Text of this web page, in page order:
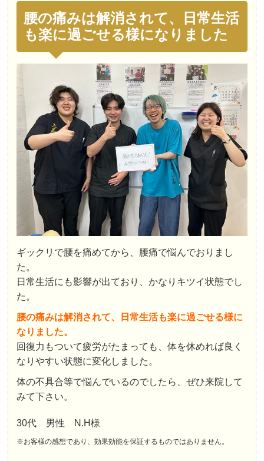
腰の痛みは解消されて、日常生活
も楽に過ごせる様になりました
ギックリで腰を痛めてから、腰痛で悩んでおりまし
た。
日常生活にも影響が出ており、かなりキツイ状態でし
た。
腰の痛みは解消されて、日常生活も楽に過ごせる様に
なりました。
回復力もついて疲労がたまっても、体を休めれば良く
なりやすい状態に変化しました。
体の不具合等で悩んでいるのでしたら、ぜひ来院して
みて下さい。
30代 男性 N.H様
※お客様の感想であり、効果効能を保証するものではありません。